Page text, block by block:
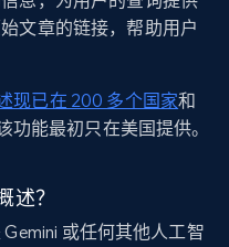
文章的链接，帮助用户
现已在 200 多个国家和
能最初只在美国提供。
述？
或任何其他人工智